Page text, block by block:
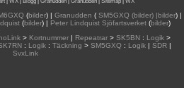
(bilder) | Granudden (SM5GXQ (bilder) |bilder) |
(bilder) | Peter Lindquist Sjöfartsverket (bilder)
> Kortnummer| Repeatrar> SK5BN: Logik>
: Logik : Täckning > SM5GXQ : Logik | SDR |
SvxLink